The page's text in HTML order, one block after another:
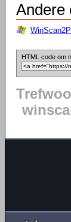
Andere
HTML code om